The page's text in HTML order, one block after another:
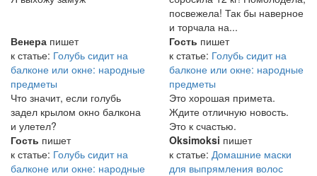
посвежела! Так бы наверное
и торчала на...
Венера пишет
к статье: Голубь сидит на
балконе или окне: народные
предметы
Что значит, если голубь
задел крылом окно балкона
и улетел?
Гость пишет
к статье: Голубь сидит на
балконе или окне: народные
предметы
Это хорошая примета.
Ждите отличную новость.
Это к счастью.
Гость пишет
к статье: Голубь сидит на
балконе или окне: народные
Oksimoksi пишет
к статье: Домашние маски
для выпрямления волос